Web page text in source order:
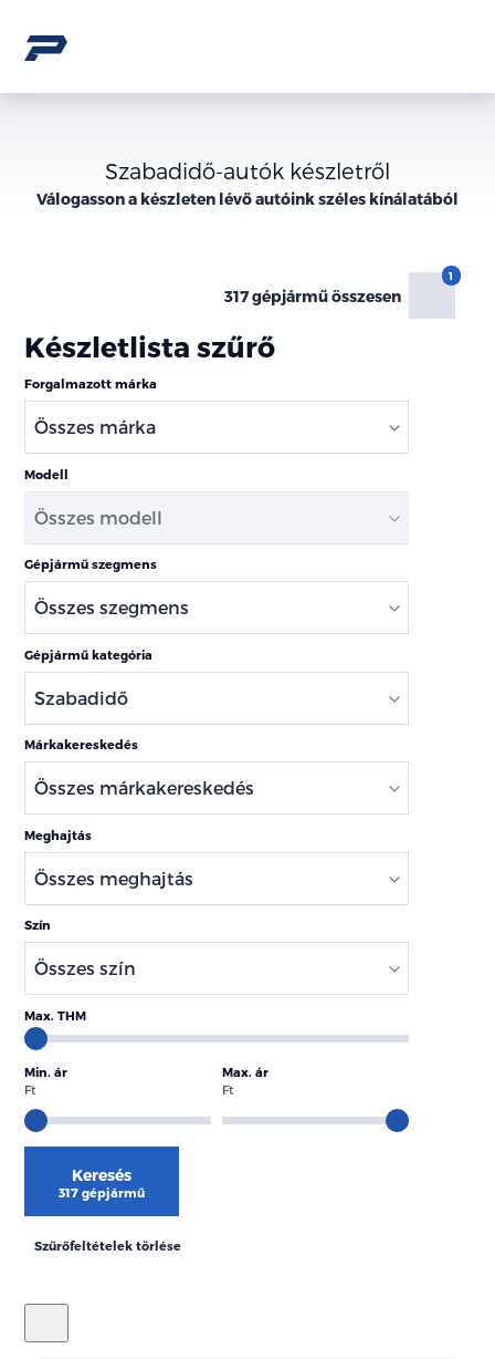
Szabadidő-autók készletről
Válogasson a készleten lévőautóink széles kínálatából
317 gépjármű összesen
Készletlista szűrő
Forgalmazott márka
Modell
Gépjármű szegmens
Gépjármű kategória
Márkakereskedés
Meghajtás
Szín
Max. THM
Min. ár
Ft
Max. ár
Ft
Keresés
317 gépjármű
Szűrőfeltételek törlése